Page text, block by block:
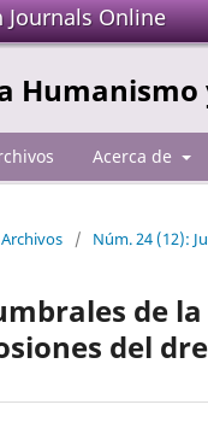
Online
Humanismo
Acerca de
Archivos / Núm. 24 (12):
de
del